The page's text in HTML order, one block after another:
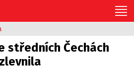
středních Čechách